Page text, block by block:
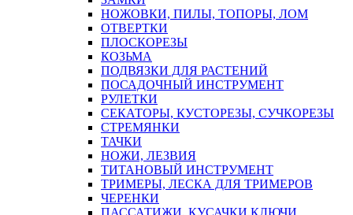
НОЖОВКИ, ПИЛЫ, ТОПОРЫ, ЛОМ
ОТВЕРТКИ
ПЛОСКОРЕЗЫ
КОЗЬМА
ПОДВЯЗКИ ДЛЯ РАСТЕНИЙ
ПОСАДОЧНЫЙ ИНСТРУМЕНТ
РУЛЕТКИ
СЕКАТОРЫ, КУСТОРЕЗЫ, СУЧКОРЕЗЫ
СТРЕМЯНКИ
ТАЧКИ
НОЖИ, ЛЕЗВИЯ
ТИТАНОВЫЙ ИНСТРУМЕНТ
ТРИМЕРЫ, ЛЕСКА ДЛЯ ТРИМЕРОВ
ЧЕРЕНКИ
ПАССАТИЖИ, КУСАЧКИ,КЛЮЧИ